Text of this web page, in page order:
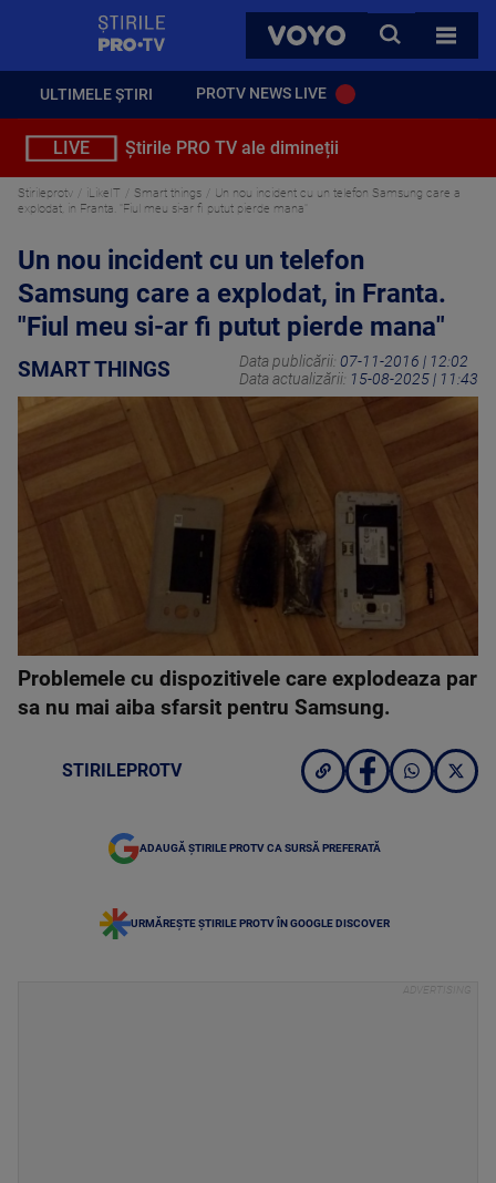
VOYO
CAUTA
TOATE
ULTIMELE ȘTIRI PROTV NEWS LIVE
LIVE Știrile PRO TV ale dimineții
Stirileprotv iLikeIT Smart things
Un nou incident cu un telefon Samsung care a
explodat, in Franta. "Fiul meu si-ar fi putut pierde mana"
Un nou incident cu un telefon
Samsung care a explodat, in Franta.
"Fiul meu si-ar fi putut pierde mana"
SMART THINGS Data publicării: 07-11-2016 | 12:02
Data actualizării: 15-08-2025 | 11:43
Problemele cu dispozitivele care explodeaza par
sa nu mai aiba sfarsit pentru Samsung.
STIRILEPROTV
ADAUGĂ ȘTIRILE PROTV CA SURSĂ PREFERATĂ
URMĂREȘTE ȘTIRILE PROTV ÎN GOOGLE DISCOVER